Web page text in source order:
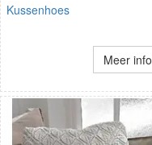
Kussenhoes
Meer info